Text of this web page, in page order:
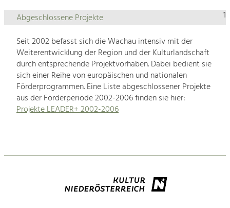
1
Abgeschlossene Projekte
Seit 2002 befasst sich die Wachau intensiv mit der
Weiterentwicklung der Region und der Kulturlandschaft
durch entsprechende Projektvorhaben. Dabei bedient sie
sich einer Reihe von europäischen und nationalen
Förderprogrammen. Eine Liste abgeschlossener Projekte
aus der Förderperiode 2002-2006 finden sie hier:
Projekte LEADER+ 2002-2006